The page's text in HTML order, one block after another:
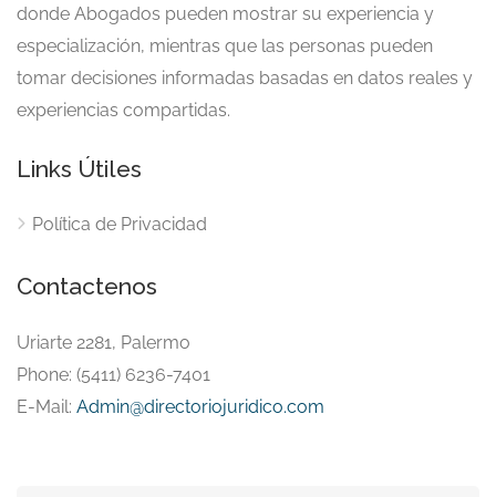
donde Abogados pueden mostrar su experiencia y
especialización, mientras que las personas pueden
tomar decisiones informadas basadas en datos reales y
experiencias compartidas.
Links Útiles
Política de Privacidad
Contactenos
Uriarte 2281, Palermo
Phone: (5411) 6236-7401
E-Mail: Admin@directoriojuridico.com